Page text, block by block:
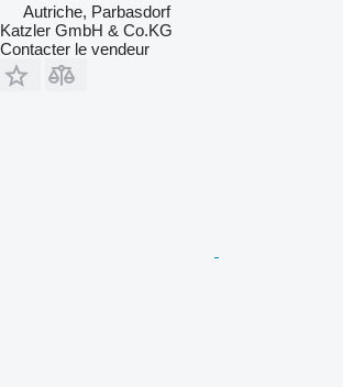
Autriche, Parbasdorf
Katzler GmbH & Co.KG
Contacter le vendeur